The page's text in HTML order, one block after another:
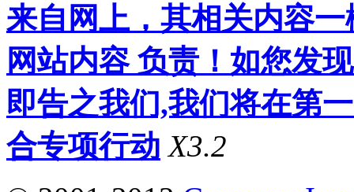
来自网上，其相关内容
网站内容 负责！如您发
即告之我们,我们将在第
合专项行动 X3.2